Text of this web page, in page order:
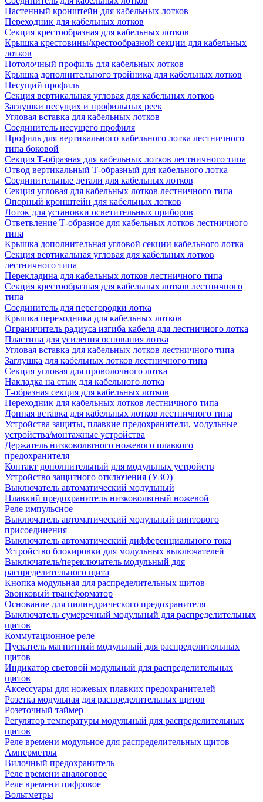
Настенный кронштейн для кабельных лотков
Переходник для кабельных лотков
Секция крестообразная для кабельных лотков
Крышка крестовины/крестообразной секции для кабельных
лотков
Потолочный профиль для кабельных лотков
Крышка дополнительного тройника для кабельных лотков
Несущий профиль
Секция вертикальная угловая для кабельных лотков
Заглушки несущих и профильных реек
Угловая вставка для кабельных лотков
Соединитель несущего профиля
Профиль для вертикального кабельного лотка лестничного
типа боковой
Секция Т-образная для кабельных лотков лестничного типа
Отвод вертикальный Т-образный для кабельного лотка
Соединительные детали для кабельных лотков
Секция угловая для кабельных лотков лестничного типа
Опорный кронштейн для кабельных лотков
Лоток для установки осветительных приборов
Ответвление Т-образное для кабельных лотков лестничного
типа
Крышка дополнительная угловой секции кабельного лотка
Секция вертикальная угловая для кабельных лотков
лестничного типа
Перекладина для кабельных лотков лестничного типа
Секция крестообразная для кабельных лотков лестничного
типа
Соединитель для перегородки лотка
Крышка переходника для кабельных лотков
Ограничитель радиуса изгиба кабеля для лестничного лотка
Пластина для усиления основания лотка
Угловая вставка для кабельных лотков лестничного типа
Заглушка для кабельных лотков лестничного типа
Секция угловая для проволочного лотка
Накладка на стык для кабельного лотка
Т-образная секция для кабельных лотков
Переходник для кабельных лотков лестничного типа
Донная вставка для кабельных лотков лестничного типа
Устройства защиты, плавкие предохранители, модульные
устройства/монтажные устройства
Держатель низковольтного ножевого плавкого
предохранителя
Контакт дополнительный для модульных устройств
Устройство защитного отключения (УЗО)
Выключатель автоматический модульный
Плавкий предохранитель низковольтный ножевой
Реле импульсное
Выключатель автоматический модульный винтового
присоединения
Выключатель автоматический дифференциального тока
Устройство блокировки для модульных выключателей
Выключатель/переключатель модульный для
распределительного щита
Кнопка модульная для распределительных щитов
Звонковый трансформатор
Основание для цилиндрического предохранителя
Выключатель сумеречный модульный для распределительных
щитов
Коммутационное реле
Пускатель магнитный модульный для распределительных
щитов
Индикатор световой модульный для распределительных
щитов
Аксессуары для ножевых плавких предохранителей
Розетка модульная для распределительных щитов
Розеточный таймер
Регулятор температуры модульный для распределительных
щитов
Реле времени модульное для распределительных щитов
Амперметры
Вилочный предохранитель
Реле времени аналоговое
Реле времени цифровое
Вольтметры